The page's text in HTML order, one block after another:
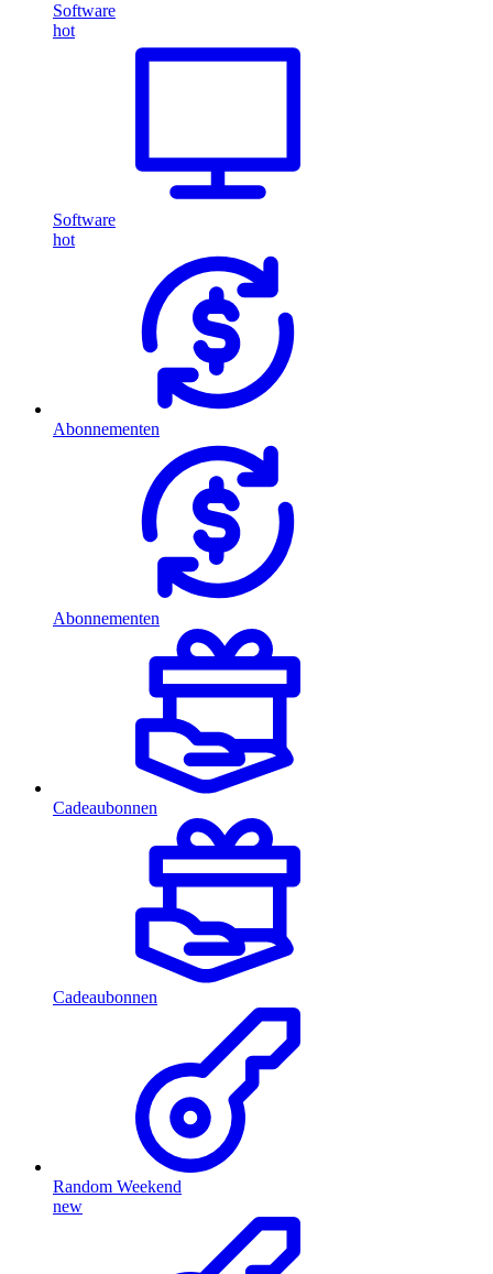
Software
hot
Software
hot
Abonnementen
Abonnementen
Cadeaubonnen
Cadeaubonnen
Random Weekend
new